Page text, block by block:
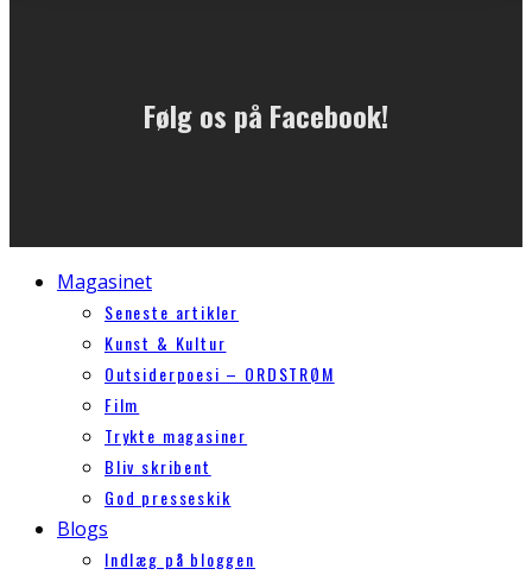
Følg os på Facebook!
Magasinet
Seneste artikler
Kunst & Kultur
Outsiderpoesi – ORDSTRØM
Film
Trykte magasiner
Bliv skribent
God presseskik
Blogs
Indlæg på bloggen